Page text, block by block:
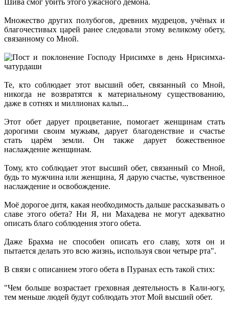
Множество других полубогов, древних мудрецов, учёных и
благочестивых царей ранее следовали этому великому обету,
связанному со Мной.
Те, кто соблюдает этот высший обет, связанный со Мной,
никогда не возвратятся к материальному существованию,
даже в сотнях и миллионах кальп...
Этот обет дарует процветание, помогает женщинам стать
дорогими своим мужьям, дарует благоденствие и счастье
стать царём земли. Он также дарует божественное
наслаждение женщинам.
Тому, кто соблюдает этот высший обет, связанный со Мной,
будь то мужчина или женщина, Я дарую счастье, чувственное
наслаждение и освобождение.
Моё дорогое дитя, какая необходимость дальше рассказывать о
славе этого обета? Ни Я, ни Махадева не могут адекватно
описать благо соблюдения этого обета.
Даже Брахма не способен описать его славу, хотя он и
пытается делать это всю жизнь, используя свои четыре рта".
В связи с описанием этого обета в Пуранах есть такой стих:
"Чем больше возрастает греховная деятельность в Кали-югу,
тем меньше людей будут соблюдать этот Мой высший обет.